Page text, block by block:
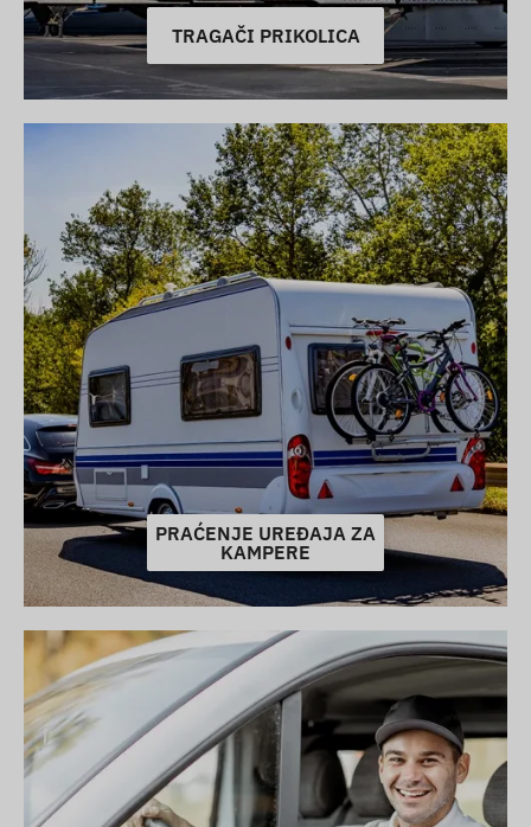
TRAGAČI PRIKOLICA
PRAĆENJE UREĐAJA ZA
KAMPERE